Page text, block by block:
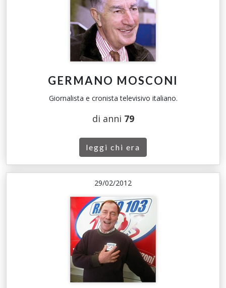
GERMANO MOSCONI
Giornalista e cronista televisivo italiano.
di anni 79
leggi chi era
29/02/2012